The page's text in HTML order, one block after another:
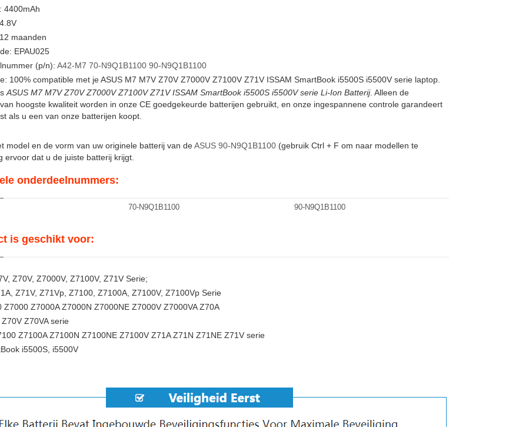
4400mAh
maanden
EPAU025
(p/n): A42-M7 70-N9Q1B1100 90-N9Q1B1100
100% compatible met je ASUS M7 M7V Z70V Z7000V Z7100V Z71V ISSAM SmartBook i5500S i5500V serie laptop.
ASUS M7 M7V Z70V Z7000V Z7100V Z71V ISSAM SmartBook i5500S i5500V serie Li-Ion Batterij. Alleen de
hoogste kwaliteit worden in onze CE goedgekeurde batterijen gebruikt, en onze ingespannene controle garandeert
als u een van onze batterijen koopt.
model en de vorm van uw originele batterij van deASUS 90-N9Q1B1100(gebruik Ctrl + F om naar modellen te
ervoor dat u de juiste batterij krijgt.
onderdeelnummers:
70-N9Q1B1100 90-N9Q1B1100
is geschikt voor:
Z70V, Z7000V, Z7100V, Z71V Serie;
Z71V, Z71Vp, Z7100, Z7100A, Z7100V, Z7100Vp Serie
Z7000 Z7000A Z7000N Z7000NE Z7000V Z7000VA Z70A
Z70VA serie
Z7100A Z7100N Z7100NE Z7100V Z71A Z71N Z71NE Z71V serie
i5500S, i5500V